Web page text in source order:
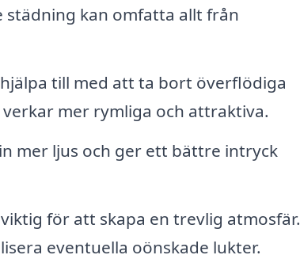
städning kan omfatta allt från
till med att ta bort överflödiga
mer rymliga och attraktiva.
mer ljus och ger ett bättre intryck
för att skapa en trevlig atmosfär.
eventuella oönskade lukter.